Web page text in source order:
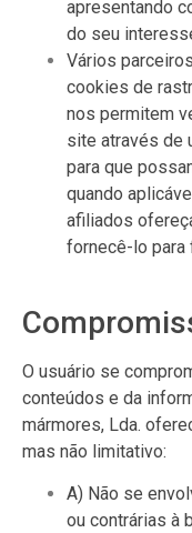
apresentando
do seu
Vários
cookies de
nos permitem
site através de
para que
quando
afiliados
fornecê-lo para
O usuário se
conteúdos e da
mármores, Lda.
mas não limitativo:
A) Não se
ou contrárias à